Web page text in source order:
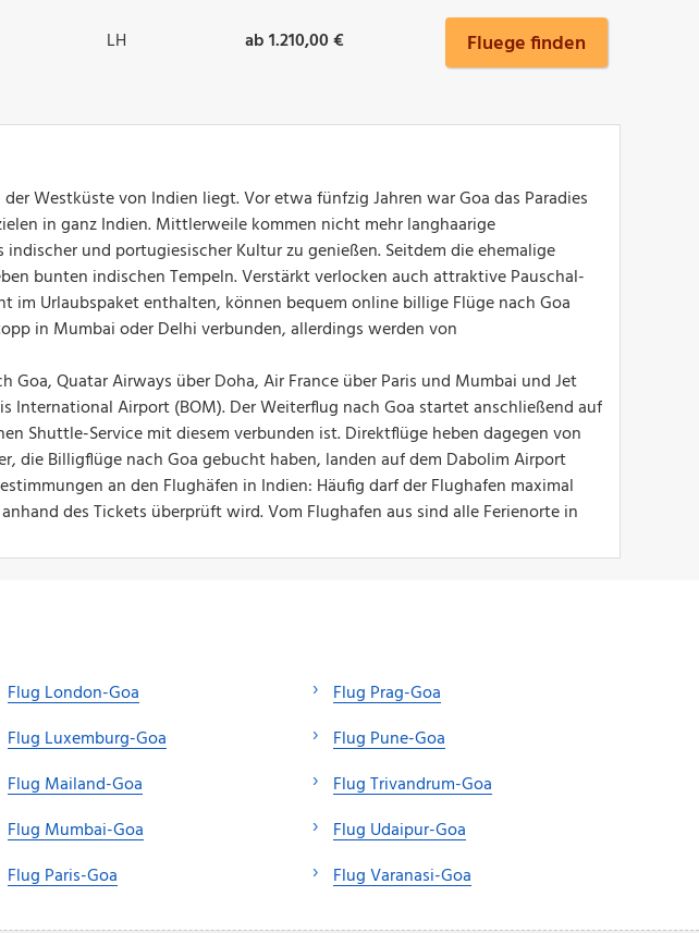
LH ab 1.210,00 € Fluege finden
Westküste von Indien liegt. Vor etwa fünfzig Jahren war Goa das Paradies
in ganz Indien. Mittlerweile kommen nicht mehr langhaarige
und portugiesischer Kultur zu genießen. Seitdem die ehemalige
bunten indischen Tempeln. Verstärkt verlocken auch attraktive Pauschal-
Urlaubspaket enthalten, können bequem online billige Flüge nach Goa
in Mumbai oder Delhi verbunden, allerdings werden von
Quatar Airways über Doha, Air France über Paris und Mumbai und Jet
International Airport (BOM). Der Weiterflug nach Goa startet anschließend auf
Shuttle-Service mit diesem verbunden ist. Direktflüge heben dagegen von
die Billigflüge nach Goa gebucht haben, landen auf dem Dabolim Airport
an den Flughäfen in Indien: Häufig darf der Flughafen maximal
des Tickets überprüft wird. Vom Flughafen aus sind alle Ferienorte in
Flug London-Goa
Flug Luxemburg-Goa
Flug Mailand-Goa
Flug Mumbai-Goa
Flug Paris-Goa
Flug Prag-Goa
Flug Pune-Goa
Flug Trivandrum-Goa
Flug Udaipur-Goa
Flug Varanasi-Goa